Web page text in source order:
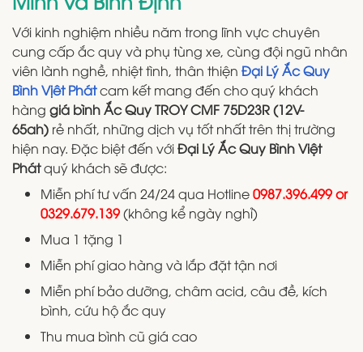
Với kinh nghiệm nhiều năm trong lĩnh vực chuyên
cung cấp ắc quy và phụ tùng xe, cùng đội ngũ nhân
viên lành nghề, nhiệt tình, thân thiện Đại Lý Ắc Quy
Bình Vịêt Phátcam kết mang đến cho quý khách
hàng giá bình Ắc Quy TROY CMF 75D23R (12V-
65ah) rẻ nhất, những dịch vụ tốt nhất trên thị trường
hiện nay. Đặc biệt đến vớiĐại Lý Ắc Quy Bình Việt
Phátquý khách sẽ được:
Miễn phí tư vấn 24/24 qua Hotline0987.396.499 or
0329.679.139(không kể ngày nghỉ)
Mua 1 tặng 1
Miễn phí giao hàng và lắp đặt tận nơi
Miễn phí bảo dưỡng, châm acid, câu đề, kích
bình, cứu hộ ắc quy
Thu mua bình cũ giá cao